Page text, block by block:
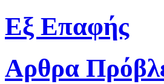
Εξ Επαφής
Αρθρα